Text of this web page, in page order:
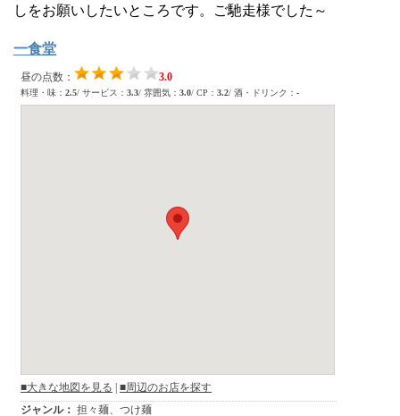
しをお願いしたいところです。ご馳走様でした～
一食堂